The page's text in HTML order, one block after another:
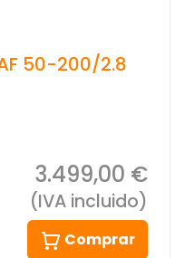
AF 50-200/2.8
3.499,00 €
(IVA incluido)
Comprar